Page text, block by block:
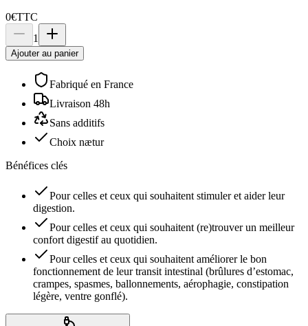
0€TTC
1
Ajouter au panier
Fabriqué en France
Livraison 48h
Sans additifs
Choix nætur
Bénéfices clés
Pour celles et ceux qui souhaitent stimuler et aider leur
digestion.
Pour celles et ceux qui souhaitent (re)trouver un meilleur
confort digestif au quotidien.
Pour celles et ceux qui souhaitent améliorer le bon
fonctionnement de leur transit intestinal (brûlures d’estomac,
crampes, spasmes, ballonnements, aérophagie, constipation
légère, ventre gonflé).